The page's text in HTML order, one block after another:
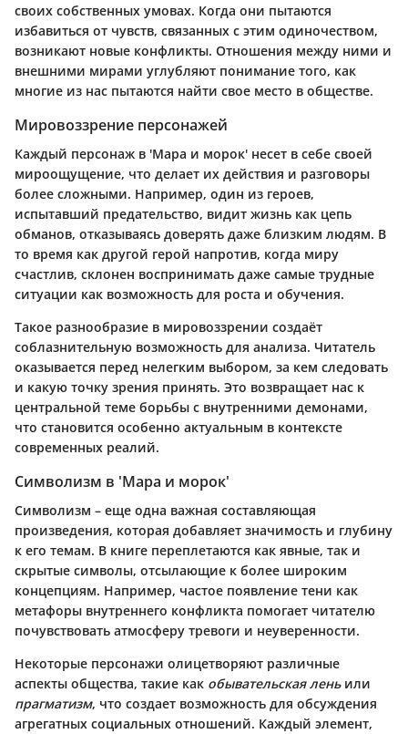
своих собственных умовах. Когда они пытаются
избавиться от чувств, связанных с этим одиночеством,
возникают новые конфликты. Отношения между ними и
внешними мирами углубляют понимание того, как
многие из нас пытаются найти свое место в обществе.
Мировоззрение персонажей
Каждый персонаж в 'Мара и морок' несет в себе своей
мироощущение, что делает их действия и разговоры
более сложными. Например, один из героев,
испытавший предательство, видит жизнь как цепь
обманов, отказываясь доверять даже близким людям. В
то время как другой герой напротив, когда миру
счастлив, склонен воспринимать даже самые трудные
ситуации как возможность для роста и обучения.
Такое разнообразие в мировоззрении создаёт
соблазнительную возможность для анализа. Читатель
оказывается перед нелегким выбором, за кем следовать
и какую точку зрения принять. Это возвращает нас к
центральной теме борьбы с внутренними демонами,
что становится особенно актуальным в контексте
современных реалий.
Символизм в 'Мара и морок'
Символизм – еще одна важная составляющая
произведения, которая добавляет значимость и глубину
к его темам. В книге переплетаются как явные, так и
скрытые символы, отсылающие к более широким
концепциям. Например, частое появление тени как
метафоры внутреннего конфликта помогает читателю
почувствовать атмосферу тревоги и неуверенности.
Некоторые персонажи олицетворяют различные
аспекты общества, такие как обывательская леньили
прагматизм, что создает возможность для обсуждения
агрегатных социальных отношений. Каждый элемент,